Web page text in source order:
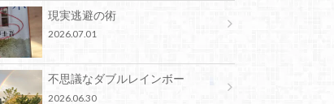
現実逃避の術
2026.07.01
不思議なダブルレインボー
2026.06.30